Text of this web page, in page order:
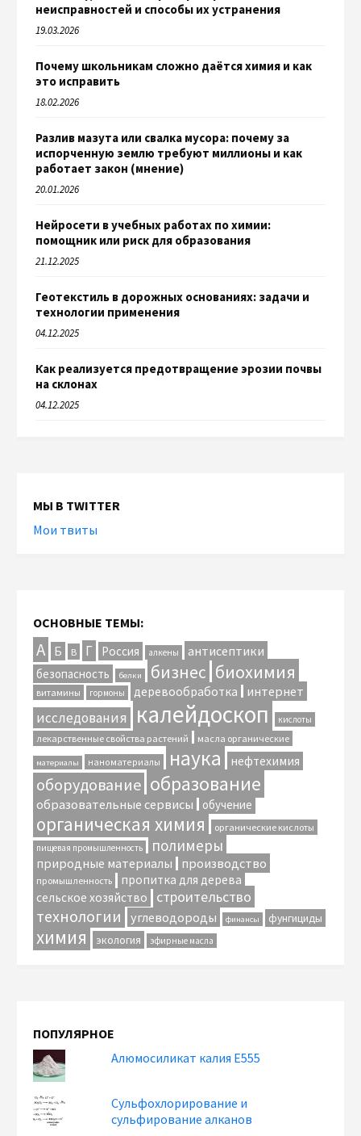
неисправностей и способы их устранения
19.03.2026
Почему школьникам сложно даётся химия и как
это исправить
18.02.2026
Разлив мазута или свалка мусора: почему за
испорченную землю требуют миллионы и как
работает закон (мнение)
20.01.2026
Нейросети в учебных работах по химии:
помощник или риск для образования
21.12.2025
Геотекстиль в дорожных основаниях: задачи и
технологии применения
04.12.2025
Как реализуется предотвращение эрозии почвы
на склонах
04.12.2025
МЫ В TWITTER
Мои твиты
ОСНОВНЫЕ ТЕМЫ:
А Б В Г Россия алкены антисептики
безопасность белки бизнес биохимия
витамины гормоны деревообработка интернет
исследования калейдоскоп кислоты
лекарственные свойства растений масла органические
материалы наноматериалы наука нефтехимия
оборудование образование
образовательные сервисы обучение
органическая химия органические кислоты
пищевая промышленность полимеры
природные материалы производство
промышленность
пропитка для дерева
сельское хозяйство
строительство
технологии углеводороды финансы фунгициды
химия экология эфирные масла
ПОПУЛЯРНОЕ
Алюмосиликат калия Е555
Сульфохлорирование и
сульфирование алканов